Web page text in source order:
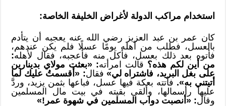
استخدام مراكب الدولة لأغراض الخليفة الخاصة:
كان عمر بن عبد العزيز رضي الله عنه يعجبه أن يتأدم
بالعسل، فطلب من أهله يومًا عسلًا فلم يكن عندهم،
فأتوه بعد ذلك بعسل، فأكل منه فأعجبه، فقال لأهله:
من أين لكم هذه؟ قالت امرأته: «بعثت مولاي بدينارين
على بغل البريد، فاشتراه لي» فقال: «أقسمتُ عليك لما
أتيتني به». فأتته بعكة فيها عسل، فباعها بثمن يزيد، وردَّ
عليها رأسمالها، وألقى بقيته في بيت مال المسلمين
وقال: «أنصبت دواب المسلمين في شهوة عمر!»